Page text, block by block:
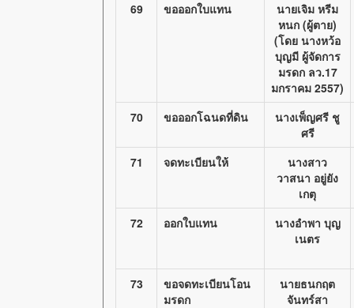
69 ขอออกใบแทน
นายเจิม หรีม
หนก (ผู้ตาย)
(โดย นางหว้อ
บุญมี ผู้จัดการ
มรดก ลว.17
มกราคม 2557)
70
ขอออกโฉนดที่ดิน
นางเพ็ญศรี ชู
ศรี
71
จดทะเบียนให้
นางสาว
วาสนา อยู่ยัง
เกตุ
72
ออกใบแทน
นางอำพา บุญ
เนตร
73
ขอจดทะเบียนโอน
มรดก
นายธนกฤต
จันทร์สา